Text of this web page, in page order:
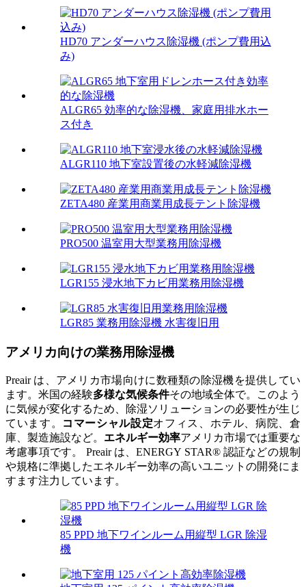
HD70 アンダーハウス除湿機 (ポンプ費用込
み)
ALGR65 効率的な除湿機、家庭用排水ホー
ス付き
ALGR110 地下室設置後の水軽減除湿機
ZETA480 産業用商業用成長テント除湿機
PRO500 温室用大型業務用除湿機
LGR155 浸水地下カビ用業務用除湿機
LGR85 業務用除湿機 水害復旧用
アメリカ向けの業務用除湿機
Preair は、アメリカ市場向けに数種類の除湿機を提供してい
ます。米国の経験多様な気候条件その地域全体で。このよう
に気候が変化するため、除湿ソリューションの必要性が生じ
ています。
コマーシャル設定オフィス、ホテル、病院、倉
庫、製造施設など。 エネルギー効率アメリカ市場では重要な
考慮事項です。 Preair は、ENERGY STAR® 認証などの規制
や規格に準拠したエネルギー効率の高いユニットの開発にま
すます注力しています。
85 PPD 地下ワインルーム用縦型 LGR 除湿
機